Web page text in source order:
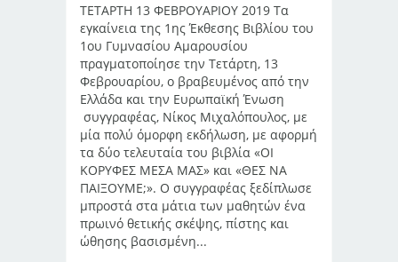
ΤΕΤΑΡΤΗ 13 ΦΕΒΡΟΥΑΡΙΟΥ 2019 Τα
εγκαίνεια της 1ης Έκθεσης Βιβλίου του
1ου Γυμνασίου Αμαρουσίου
πραγματοποίησε την Τετάρτη, 13
Φεβρουαρίου, ο βραβευμένος από την
Ελλάδα και την Ευρωπαϊκή Ένωση
συγγραφέας, Νίκος Μιχαλόπουλος, με
μία πολύ όμορφη εκδήλωση, με αφορμή
τα δύο τελευταία του βιβλία «ΟΙ
ΚΟΡΥΦΕΣ ΜΕΣΑ ΜΑΣ» και «ΘΕΣ ΝΑ
ΠΑΙΞΟΥΜΕ;». Ο συγγραφέας ξεδίπλωσε
μπροστά στα μάτια των μαθητών ένα
πρωινό θετικής σκέψης, πίστης και
ώθησης βασισμένη...